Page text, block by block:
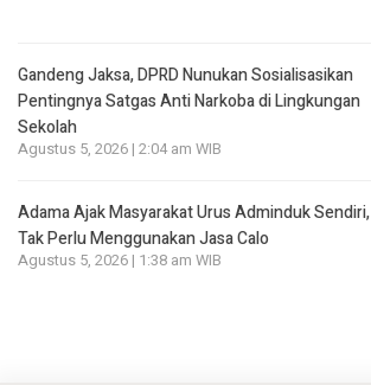
Gandeng Jaksa, DPRD Nunukan Sosialisasikan
Pentingnya Satgas Anti Narkoba di Lingkungan
Sekolah
Agustus 5, 2026 | 2:04 am WIB
Adama Ajak Masyarakat Urus Adminduk Sendiri,
Tak Perlu Menggunakan Jasa Calo
Agustus 5, 2026 | 1:38 am WIB